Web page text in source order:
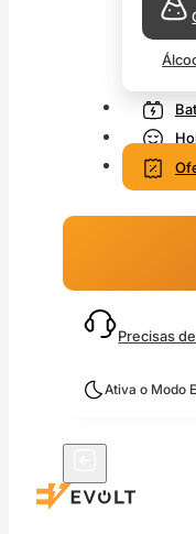
Precisas
Ativa o Modo